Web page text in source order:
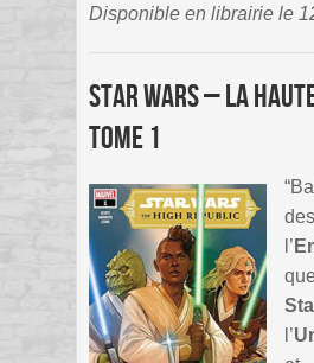
Disponible en librairie le
Star Wars – La
Tome 1
l’
l’